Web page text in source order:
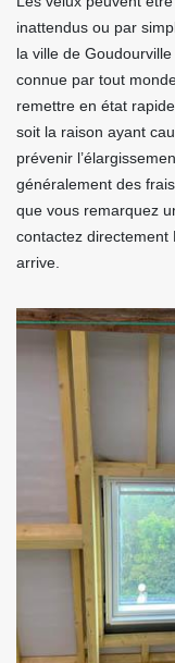
inattendus ou par
la ville de
connue par tout
remettre en état
soit la raison ayant
prévenir
généralement des
que vous remarquez
contactez directement
arrive.